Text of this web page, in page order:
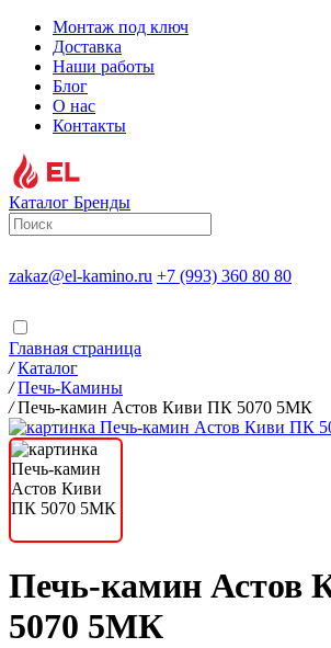
Монтаж под ключ
Доставка
Наши работы
Блог
О нас
Контакты
Каталог Бренды
zakaz@el-kamino.ru +7 (993) 360 80 80
Главная страница
/ Каталог
/ Печь-Камины
/ Печь-камин Астов Киви ПК 5070 5МК
Печь-камин Астов
5070 5МК